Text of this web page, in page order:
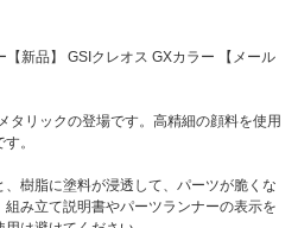
新品】 GSIクレオス GXカラー 【メール
タリックの登場です。高精細の顔料を使用
。
樹脂に塗料が浸透して、パーツが脆くな
み立て説明書やパーツランナーの表示を